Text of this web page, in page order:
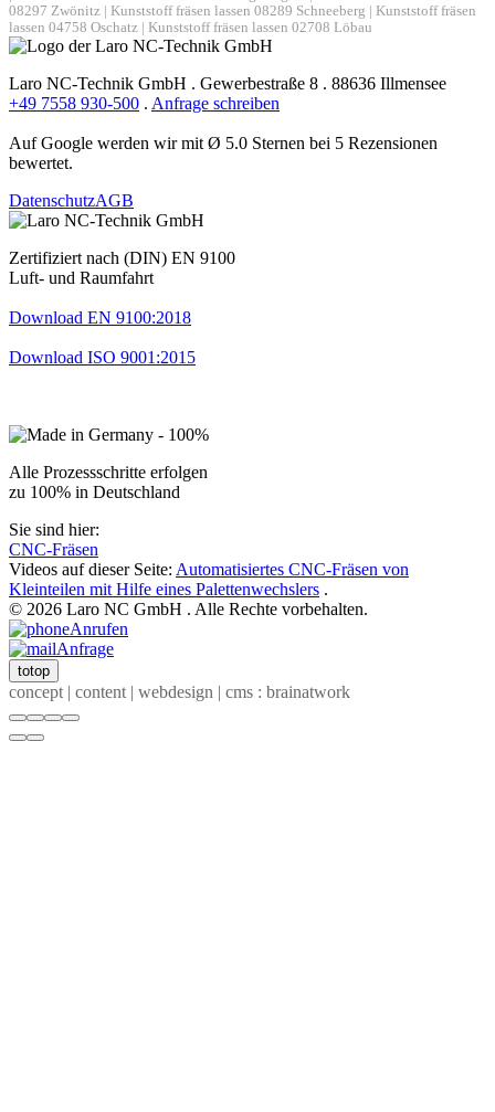
08297 Zwönitz | Kunststoff fräsen lassen 08289 Schneeberg | Kunststoff fräsen
lassen 04758 Oschatz | Kunststoff fräsen lassen 02708 Löbau
Laro NC-Technik GmbH . Gewerbestraße 8 . 88636 Illmensee
+49 7558 930-500 . Anfrage schreiben
Auf Google werden wir mit Ø 5.0 Sternen bei 5 Rezensionen
bewertet.
DatenschutzAGB
Zertifiziert nach (DIN) EN 9100
Luft- und Raumfahrt
Download EN 9100:2018
Download ISO 9001:2015
Alle Prozessschritte erfolgen
zu 100% in Deutschland
Sie sind hier:
CNC-Fräsen
Videos auf dieser Seite: Automatisiertes CNC-Fräsen von
Kleinteilen mit Hilfe eines Palettenwechslers .
© 2026 Laro NC GmbH . Alle Rechte vorbehalten.
Anrufen
Anfrage
totop
concept | content | webdesign | cms : brainatwork